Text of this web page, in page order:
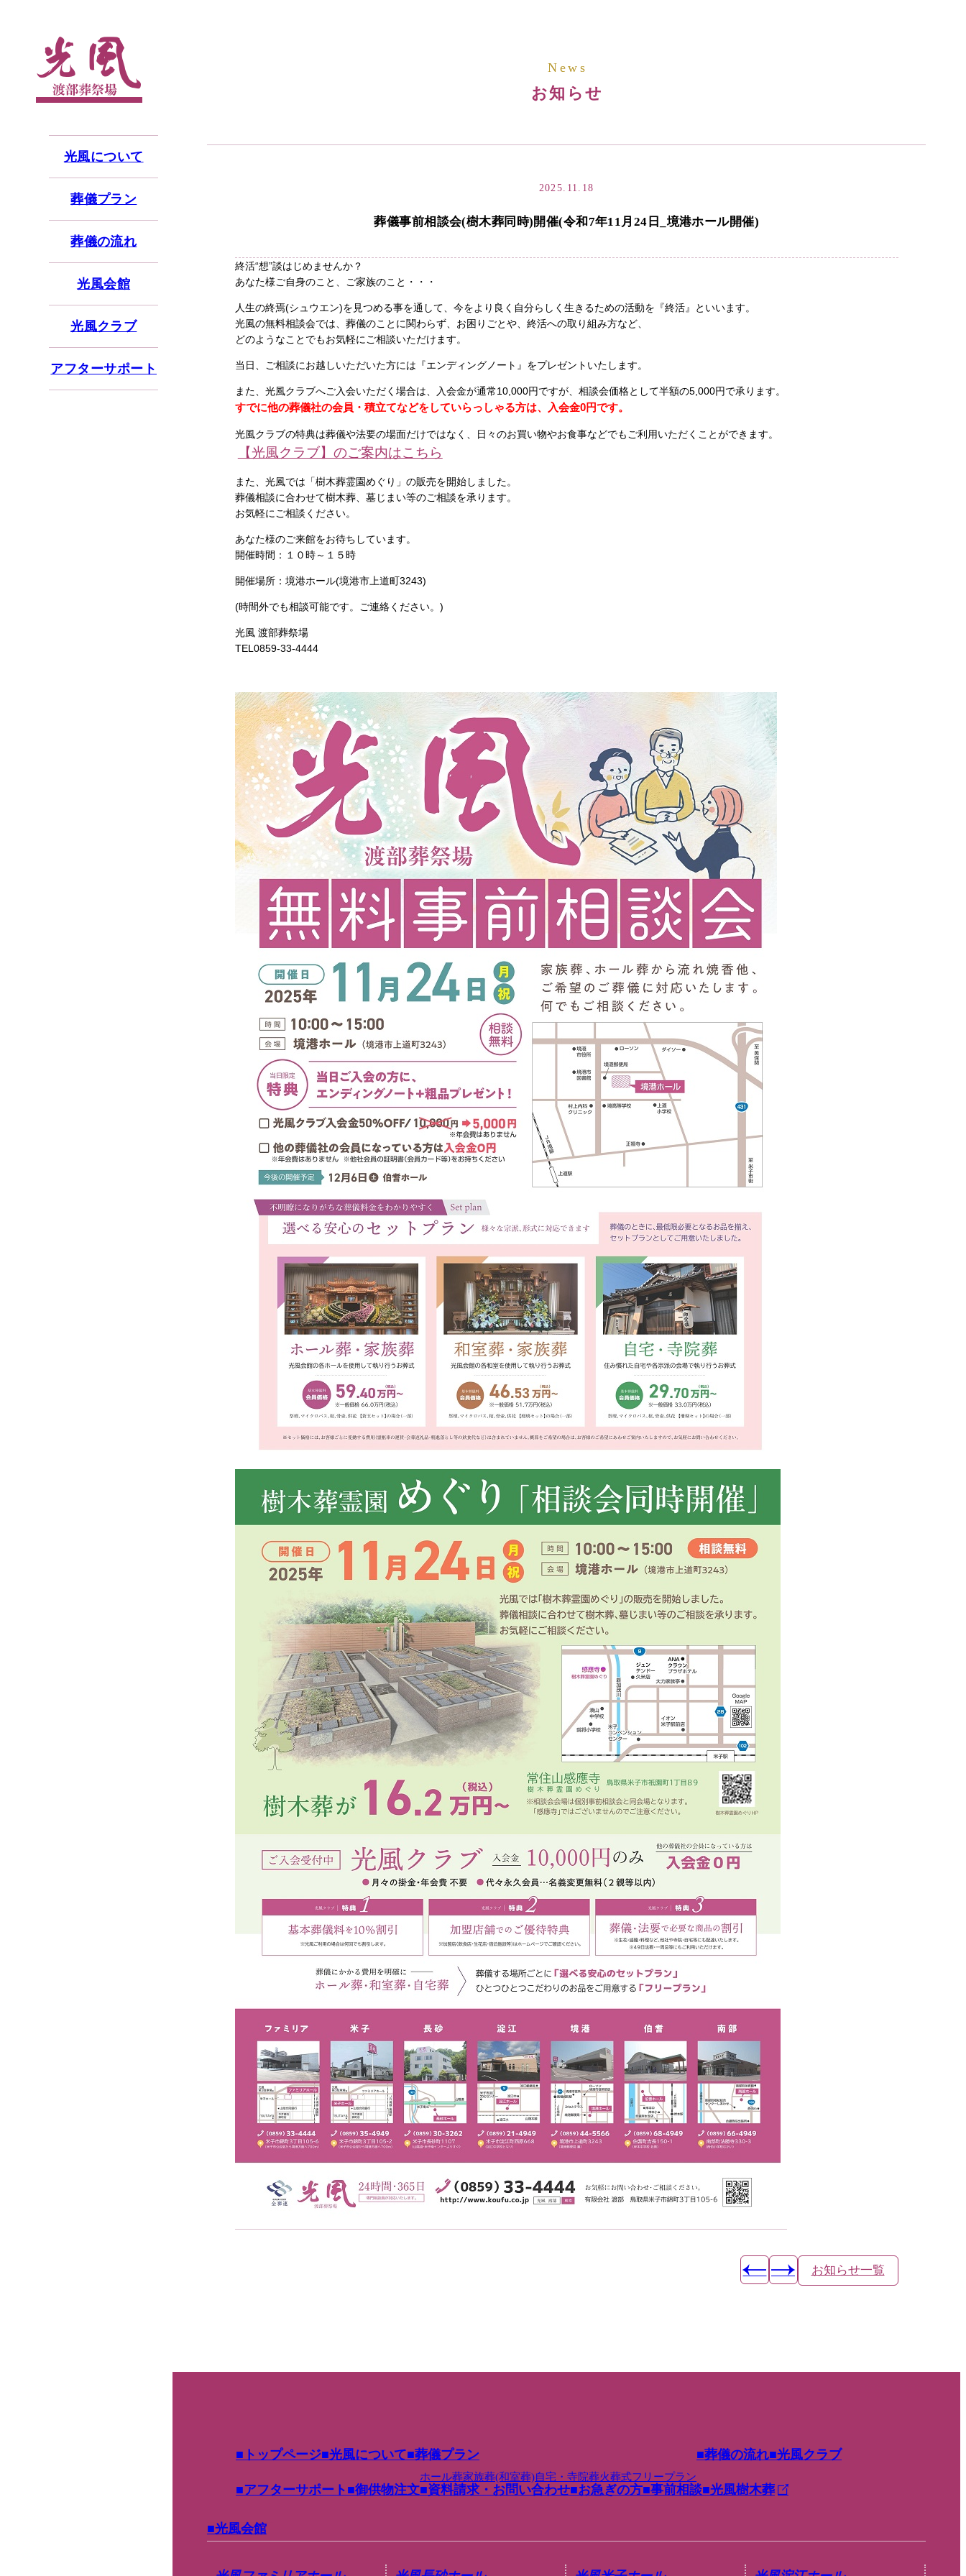
光風について
葬儀プラン
葬儀の流れ
光風会館
光風クラブ
アフターサポート
News
お知らせ
2025.11.18
葬儀事前相談会(樹木葬同時)開催(令和7年11月24日_境港ホール開催)
終活“想”談はじめませんか？
あなた様ご自身のこと、ご家族のこと・・・
人生の終焉(シュウエン)を見つめる事を通して、今をより良く自分らしく生きるための活動を『終活』といいます。
光風の無料相談会では、葬儀のことに関わらず、お困りごとや、終活への取り組み方など、
どのようなことでもお気軽にご相談いただけます。
当日、ご相談にお越しいただいた方には『エンディングノート』をプレゼントいたします。
また、光風クラブへご入会いただく場合は、入会金が通常10,000円ですが、相談会価格として半額の5,000円で承ります。
すでに他の葬儀社の会員・積立てなどをしていらっしゃる方は、入会金0円です。
光風クラブの特典は葬儀や法要の場面だけではなく、日々のお買い物やお食事などでもご利用いただくことができます。
【光風クラブ】のご案内はこちら
また、光風では「樹木葬霊園めぐり」の販売を開始しました。
葬儀相談に合わせて樹木葬、墓じまい等のご相談を承ります。
お気軽にご相談ください。
あなた様のご来館をお待ちしています。
開催時間：１０時～１５時
開催場所：境港ホール(境港市上道町3243)
(時間外でも相談可能です。ご連絡ください。)
光風 渡部葬祭場
TEL0859-33-4444
お知らせ一覧
トップページ 光風について 葬儀プラン
ホール葬家族葬(和室葬)自宅・寺院葬火葬式フリープラン
葬儀の流れ 光風クラブ
アフターサポート 御供物注文 資料請求・お問い合わせ お急ぎの方 事前相談 光風樹木葬
光風会館